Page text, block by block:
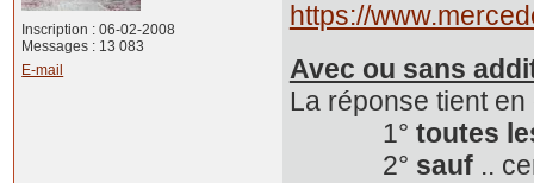
Inscription : 06-02-2008
Messages : 13 083
E-mail
https://
Avec ou sans
La réponse tient
1° toutes
2° sauf..